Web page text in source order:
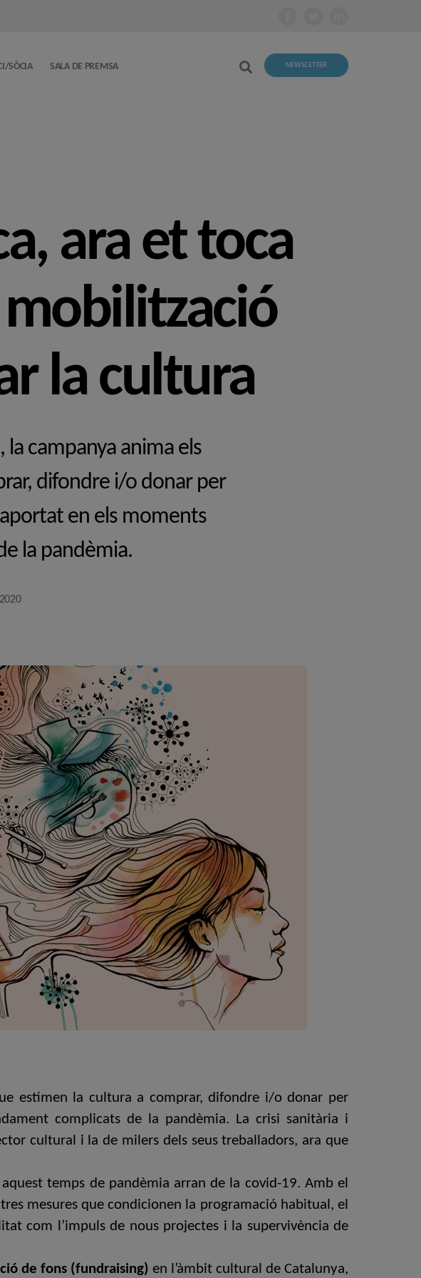
SÒCIA SALA DE PREMSA NEWSLETTER
ara et toca
la cultura
campanya anima els
difondre i/o donar per
en els moments
la pandèmia.
estimen la cultura a comprar, difondre i/o donar per
complicats de la pandèmia. La crisi sanitària i
cultural i la de milers dels seus treballadors, ara que
temps de pandèmia arran de la covid-19. Amb el
mesures que condicionen la programació habitual, el
com l’impuls de nous projectes i la supervivència de
de fons (fundraising) en l’àmbit cultural de Catalunya,